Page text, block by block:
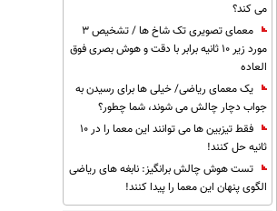
می کند؟
معمای تصویری تک شاخ ها / تشخیص 3
مورد زیر 10 ثانیه برابر با دقت و هوش بصری فوق
العاده
یک معمای ریاضی/ خیلی ها برای رسیدن به
جواب دچار چالش می شوند، شما چطور؟
فقط تیزبین ها می توانند این معما را در 10
ثانیه حل کنند!
تست هوش چالش برانگیز: نابغه های ریاضی
الگوی پنهان این معما را پیدا کنند!